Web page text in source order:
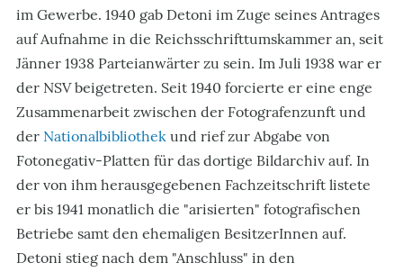
im Gewerbe. 1940 gab Detoni im Zuge seines Antrages
auf Aufnahme in die Reichsschrifttumskammer an, seit
Jänner 1938 Parteianwärter zu sein. Im Juli 1938 war er
der NSV beigetreten. Seit 1940 forcierte er eine enge
Zusammenarbeit zwischen der Fotografenzunft und
der Nationalbibliothek und rief zur Abgabe von
Fotonegativ-Platten für das dortige Bildarchiv auf. In
der von ihm herausgegebenen Fachzeitschrift listete
er bis 1941 monatlich die "arisierten" fotografischen
Betriebe samt den ehemaligen BesitzerInnen auf.
Detoni stieg nach dem "Anschluss" in den